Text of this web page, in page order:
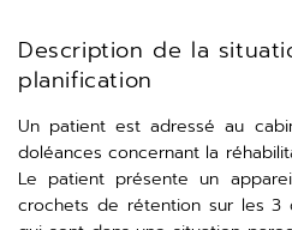
Description de la
planification
Un patient est adressé au
doléances concernant la
Le patient présente un
crochets de rétention sur les 3